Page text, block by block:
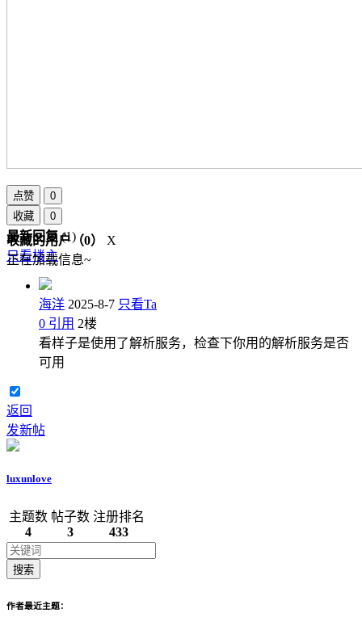
点赞
0
收藏
0
收藏的用户（0）
X
正在加载信息~
最新回复(1)
只看楼主
海洋 2025-8-7 只看Ta
0 引用 2楼
看样子是使用了解析服务，检查下你用的解析服务是否
可用
返回
发新帖
luxunlove
主题数
4
帖子数
3
注册排名
433
搜索
作者最近主题：